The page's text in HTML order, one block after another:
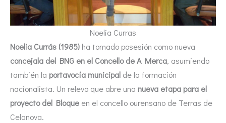
Noelia Curras
Noelia Currás (1985) ha tomado posesión como nueva
concejala del BNG en el Concello de A Merca, asumiendo
también la portavocía municipal de la formación
nacionalista. Un relevo que abre una nueva etapa para el
proyecto del Bloque en el concello ourensano de Terras de
Celanova.